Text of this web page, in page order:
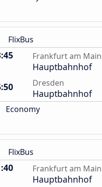
FlixBus
Frankfurt am Main
Hauptbahnhof
Dresden
Hauptbahnhof
Economy
FlixBus
Frankfurt am Main
Hauptbahnhof